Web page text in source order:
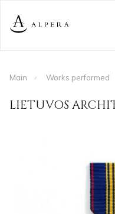
Main Works performed
LIETUVOS